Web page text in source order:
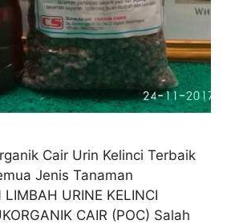
Cair Urin Kelinci Terbaik
Jenis Tanaman
LIMBAH URINE KELINCI
CAIR (POC) Salah